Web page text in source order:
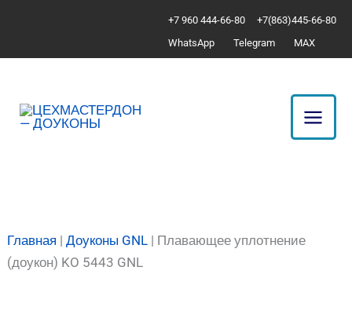
содержимому
+7 960 444-66-80
+7(863)445-66-80
WhatsApp
Telegram MAX
Главная |Доуконы GNL | Плавающее уплотнение
(доукон) KO 5443 GNL
Плавающее
KO